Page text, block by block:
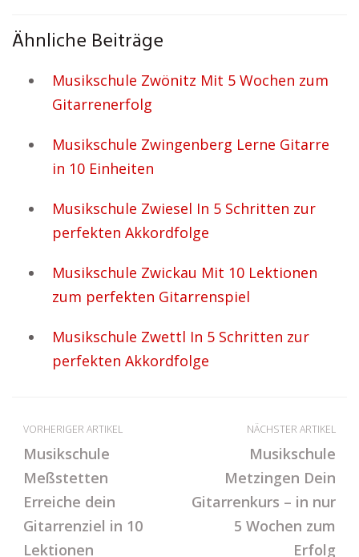
Ähnliche Beiträge
Musikschule Zwönitz Mit 5 Wochen zum
Gitarrenerfolg
Musikschule Zwingenberg Lerne Gitarre
in 10 Einheiten
Musikschule Zwiesel In 5 Schritten zur
perfekten Akkordfolge
Musikschule Zwickau Mit 10 Lektionen
zum perfekten Gitarrenspiel
Musikschule Zwettl In 5 Schritten zur
perfekten Akkordfolge
VORHERIGER ARTIKEL
Musikschule
Meßstetten
Erreiche dein
Gitarrenziel in 10
Lektionen
NÄCHSTER ARTIKEL
Musikschule
Metzingen Dein
Gitarrenkurs – in nur
5 Wochen zum
Erfolg